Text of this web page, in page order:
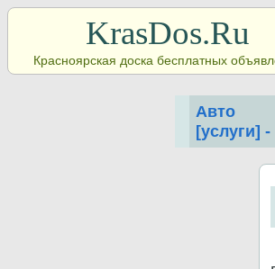
KrasDos.Ru
Красноярская доска бесплатных
Авто
[услуги]